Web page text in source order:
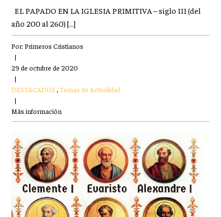
EL PAPADO EN LA IGLESIA PRIMITIVA – siglo III (del
año 200 al 260) […]
Por: Primeros Cristianos
|
29 de octubre de 2020
|
DESTACADOS Temas de Actualidad
|
Más información